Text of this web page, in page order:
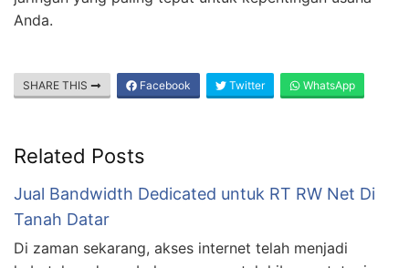
Anda.
SHARE THIS Facebook Twitter WhatsApp
Related Posts
Jual Bandwidth Dedicated untuk RT RW Net Di
Tanah Datar
Di zaman sekarang, akses internet telah menjadi